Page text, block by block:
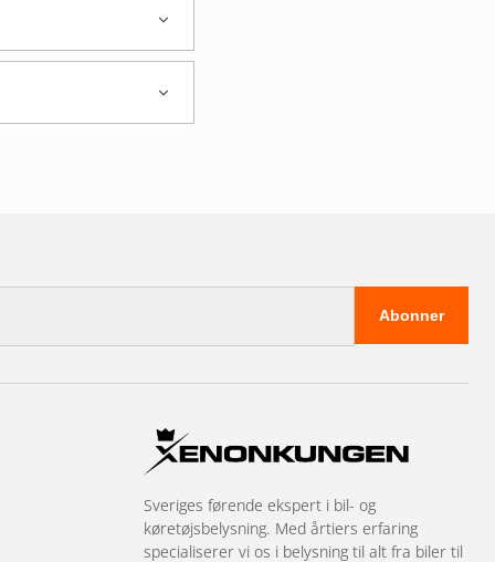
en fast pris på et
Abonner
Sveriges førende ekspert i bil- og
køretøjsbelysning. Med årtiers erfaring
specialiserer vi os i belysning til alt fra biler til